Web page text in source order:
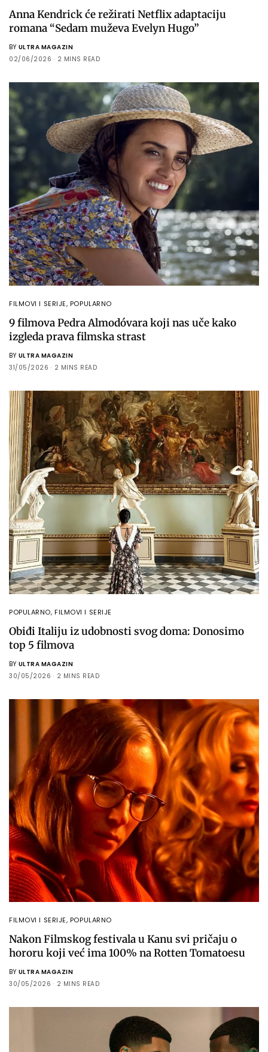
Anna Kendrick će režirati Netflix adaptaciju
romana “Sedam muževa Evelyn Hugo”
BY ULTRA MAGAZIN
02/06/2026
2 MINS READ
FILMOVI I SERIJE, POPULARNO
9 filmova Pedra Almodóvara koji nas uče kako
izgleda prava filmska strast
BY ULTRA MAGAZIN
31/05/2026
2 MINS READ
POPULARNO,FILMOVI I SERIJE
Obiđi Italiju iz udobnosti svog doma: Donosimo
top 5 filmova
BY ULTRA MAGAZIN
30/05/2026
2 MINS READ
FILMOVI I SERIJE, POPULARNO
Nakon Filmskog festivala u Kanu svi pričaju o
hororu koji već ima 100% na Rotten Tomatoesu
BY ULTRA MAGAZIN
30/05/2026
2 MINS READ